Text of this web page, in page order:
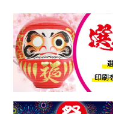
バナースタンド 専門店
特集一覧
お知らせ
個人情報保護方針
お問い合わせフォーム